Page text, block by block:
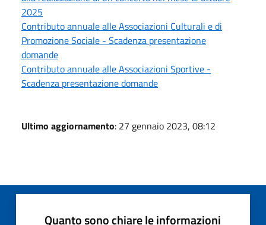
2025
Contributo annuale alle Associazioni Culturali e di
Promozione Sociale - Scadenza presentazione
domande
Contributo annuale alle Associazioni Sportive -
Scadenza presentazione domande
Ultimo aggiornamento: 27 gennaio 2023, 08:12
Quanto sono chiare le informazioni